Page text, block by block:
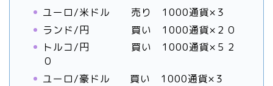
ユーロ/米ドル 売り 1000通貨×３
ランド/円 買い 1000通貨×２０
トルコ/円 買い 1000通貨×５２
０
ユーロ/豪ドル 買い 1000通貨×３